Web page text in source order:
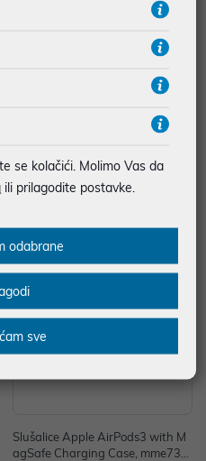
75,00 €
Slušalice Apple AirPods3 with M
agSafe Charging Case, mme73z
se kolačići. Molimo Vas da
ili prilagodite postavke.
odabrane
sve